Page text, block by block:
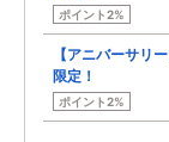
ポイント2%
【アニバーサリ
限定！
ポイント2%